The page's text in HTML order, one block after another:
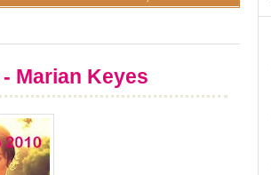
Marian Keyes